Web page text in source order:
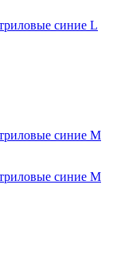
синие L
синие M